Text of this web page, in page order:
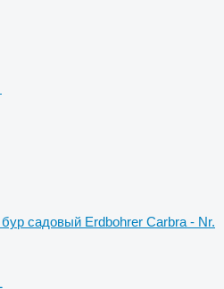
бур садовый Erdbohrer Carbra - Nr.